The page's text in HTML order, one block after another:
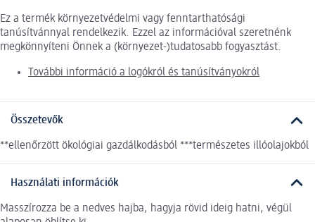
Ez a termék környezetvédelmi vagy fenntarthatósági
tanúsítvánnyal rendelkezik. Ezzel az információval szeretnénk
megkönnyíteni Önnek a (környezet-)tudatosabb fogyasztást.
További információ a logókról és tanúsítványokról
Összetevők
**ellenőrzött ökológiai gazdálkodásból ***természetes illóolajokból
Használati információk
Masszírozza be a nedves hajba, hagyja rövid ideig hatni, végül